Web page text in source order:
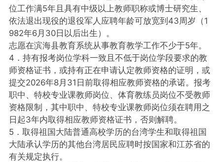
位工作满5年且具有中级以上教师职称或博士研究生、
依法退出现役的退役军人应聘年龄可放宽到43周岁（1
982年6月30日以后出生）。
志愿在滨海县教育系统从事教育教学工作不少于5年。
4．持有报考岗位学科一致且不低于岗位学段要求的教
师资格证书，或持有正在申请认定教师资格的证明，或
提交2026年8月31日前取得相应教师资格的承诺。报考
职中、特校专业课教师岗位、体育教练员岗位不受教师
资格限制，其中职中、特校专业课教师岗位须在聘用之
日起3年内取得相应教师资格证书，否则解聘。
5．取得祖国大陆普通高校学历的台湾学生和取得祖国
大陆承认学历的其他台湾居民应聘时按国家和江苏省的
有关规定执行。